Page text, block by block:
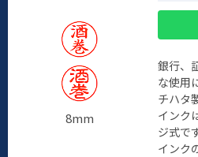
8mm
銀行、
な使用
チハタ
インク
ジ式で
インク